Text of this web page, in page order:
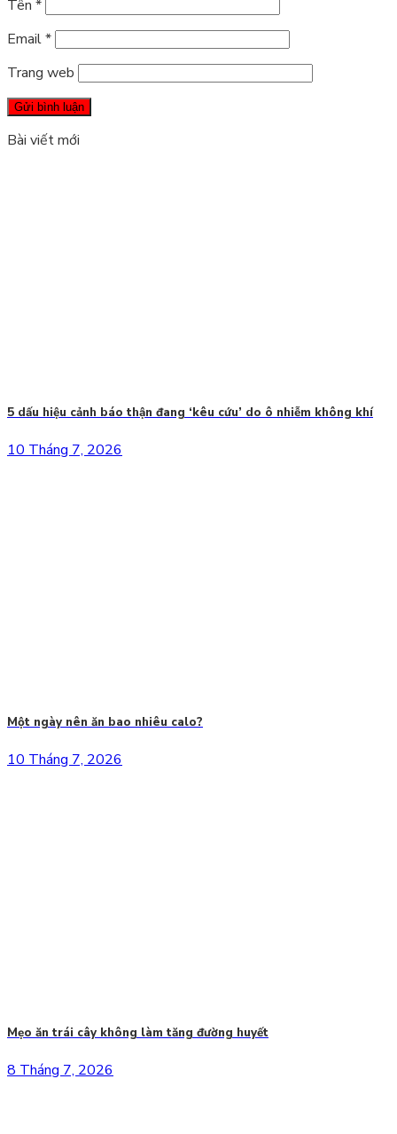
Tên *
Email*
Trang web
Bài viết mới
5 dấu hiệu cảnh báo thận đang ‘kêu cứu’ do ô nhiễm không khí
10 Tháng 7, 2026
Một ngày nên ăn bao nhiêu calo?
10 Tháng 7, 2026
Mẹo ăn trái cây không làm tăng đường huyết
8 Tháng 7, 2026